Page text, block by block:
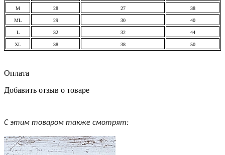
M 28 27 38
ML 29 30 40
L 32 32 44
XL 38 38 50
Оплата
Добавить отзыв о товаре
С этим товаром также смотрят: